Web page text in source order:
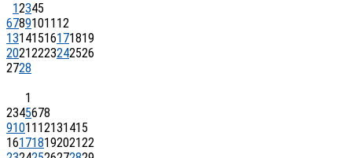
12345
67891011 12
13141516171819
20212223242526
2728
1
2345678
91011 12131415
16171819202122